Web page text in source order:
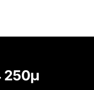
250µ